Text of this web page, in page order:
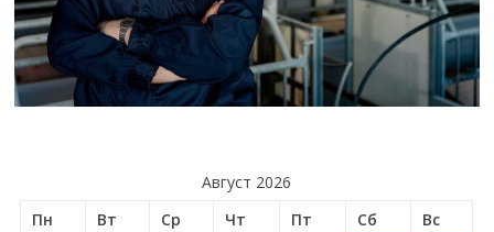
Август 2026
Пн
Вт Ср Чт Пт Сб
Вс